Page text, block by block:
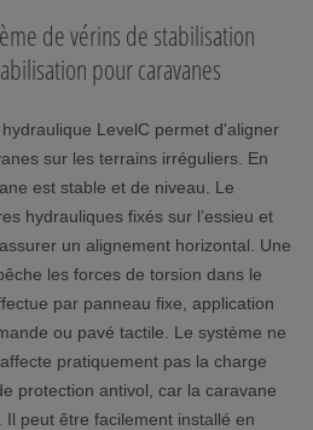
de vérins de stabilisation
pour caravanes
LevelC permet d'aligner
sur les terrains irréguliers. En
est stable et de niveau. Le
hydrauliques fixés sur l’essieu et
un alignement horizontal. Une
les forces de torsion dans le
par panneau fixe, application
ou pavé tactile. Le système ne
pratiquement pas la charge
protection antivol, car la caravane
peut être facilement installé en